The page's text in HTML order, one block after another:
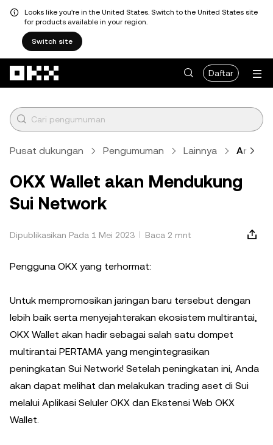
Looks like you're in the United States. Switch to the United States site
for products available in your region.
Switch site
Daftar
Pusat dukungan Pengumuman Lainnya Artikel
OKX Wallet akan Mendukung
Sui Network
Dipublikasikan Pada 1 Mei 2023 Baca 2 mnt
Pengguna OKX yang terhormat:
Untuk mempromosikan jaringan baru tersebut dengan
lebih baik serta menyejahterakan ekosistem multirantai,
OKX Wallet akan hadir sebagai salah satu dompet
multirantai PERTAMA yang mengintegrasikan
peningkatan Sui Network! Setelah peningkatan ini, Anda
akan dapat melihat dan melakukan trading aset di Sui
melalui Aplikasi Seluler OKX dan Ekstensi Web OKX
Wallet.